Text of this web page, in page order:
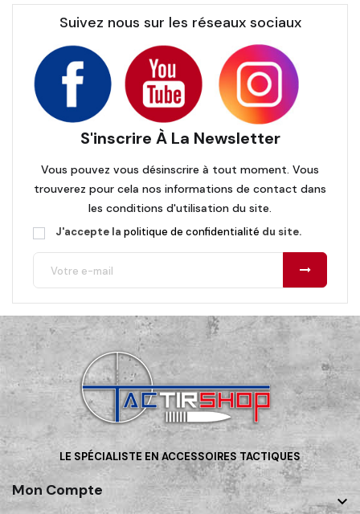
Suivez nous sur les réseaux sociaux
S'inscrire À La Newsletter
Vous pouvez vous désinscrire à tout moment. Vous
trouverez pour cela nos informations de contact dans
les conditions d'utilisation du site.
J'accepte la politique de confidentialité du site.
LE SPÉCIALISTE EN ACCESSOIRES TACTIQUES
Mon Compte
